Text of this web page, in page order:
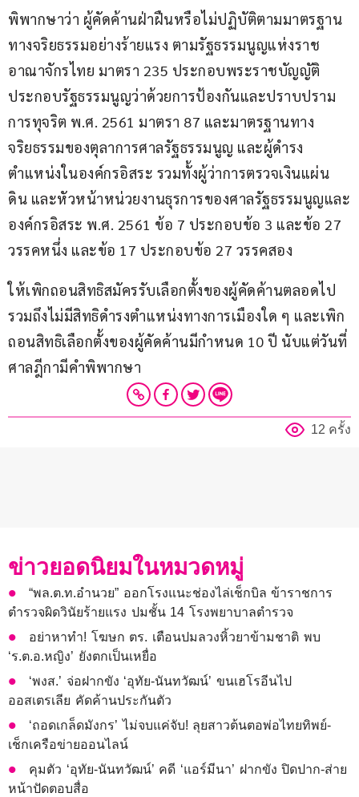
พิพากษาว่า ผู้คัดค้านฝ่าฝืนหรือไม่ปฏิบัติตามมาตรฐาน
ทางจริยธรรมอย่างร้ายแรง ตามรัฐธรรมนูญแห่งราช
อาณาจักรไทย มาตรา 235 ประกอบพระราชบัญญัติ
ประกอบรัฐธรรมนูญว่าด้วยการป้องกันและปราบปราม
การทุจริต พ.ศ. 2561 มาตรา 87 และมาตรฐานทาง
จริยธรรมของตุลาการศาลรัฐธรรมนูญ และผู้ดำรง
ตำแหน่งในองค์กรอิสระ รวมทั้งผู้ว่าการตรวจเงินแผ่น
ดิน และหัวหน้าหน่วยงานธุรการของศาลรัฐธรรมนูญและ
องค์กรอิสระ พ.ศ. 2561 ข้อ 7 ประกอบข้อ 3 และข้อ 27
วรรคหนึ่ง และข้อ 17 ประกอบข้อ 27 วรรคสอง
ให้เพิกถอนสิทธิสมัครรับเลือกตั้งของผู้คัดค้านตลอดไป
รวมถึงไม่มีสิทธิดำรงตำแหน่งทางการเมืองใด ๆ และเพิก
ถอนสิทธิเลือกตั้งของผู้คัดค้านมีกำหนด 10 ปี นับแต่วันที่
ศาลฎีกามีคำพิพากษา
12 ครั้ง
ข่าวยอดนิยมในหมวดหมู่
“พล.ต.ท.อำนวย” ออกโรงแนะช่องไล่เช็กบิล ข้าราชการ
ตำรวจผิดวินัยร้ายแรง ปมชั้น 14 โรงพยาบาลตำรวจ
อย่าหาทำ! โฆษก ตร. เตือนปมลวงหิ้วยาข้ามชาติ พบ
‘ร.ต.อ.หญิง’ ยังตกเป็นเหยื่อ
‘พงส.’ จ่อฝากขัง ‘อุทัย-นันทวัฒน์’ ขนเฮโรอีนไป
ออสเตรเลีย คัดค้านประกันตัว
‘ถอดเกล็ดมังกร’ ไม่จบแค่จับ! ลุยสาวต้นตอพ่อไทยทิพย์-
เช็กเครือข่ายออนไลน์
คุมตัว ‘อุทัย-นันทวัฒน์’ คดี ‘แอร์มีนา’ ฝากขัง ปิดปาก-ส่าย
หน้าปัดตอบสื่อ